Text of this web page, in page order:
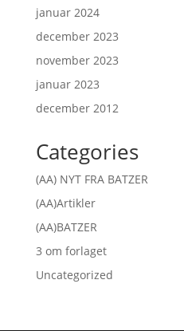
januar 2024
december 2023
november 2023
januar 2023
december 2012
Categories
(AA) NYT FRA BATZER
(AA)Artikler
(AA)BATZER
3 om forlaget
Uncategorized